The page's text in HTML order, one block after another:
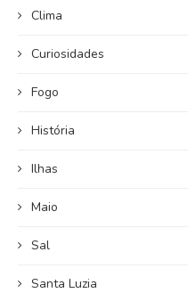
Clima
Curiosidades
Fogo
História
Ilhas
Maio
Sal
Santa Luzia